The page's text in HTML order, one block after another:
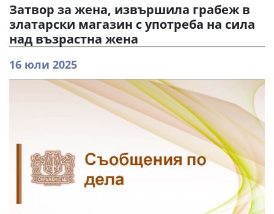
Затвор за жена, извършила грабеж в
златарски магазин с употреба на сила
над възрастна жена
16 юли 2025